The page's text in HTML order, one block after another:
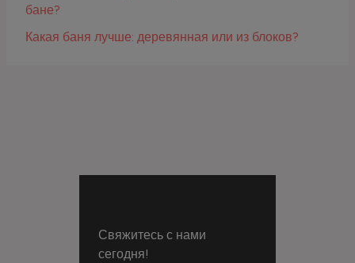
бане?
Какая баня лучше: деревянная или из блоков?
Свяжитесь с нами
сегодня!